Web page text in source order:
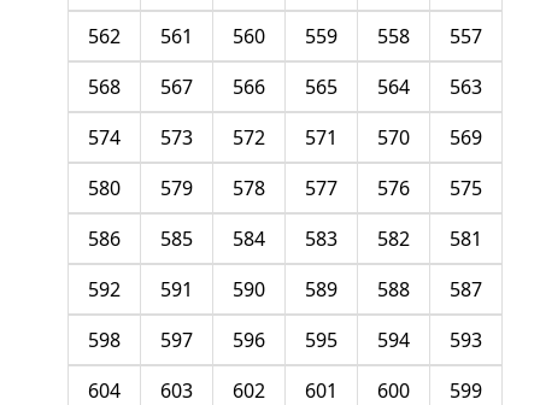
557
558
559
560
561
562
563
564
565
566
567
568
569
570
571
572
573
574
575
576
577
578
579
580
581
582
583
584
585
586
587
588
589
590
591
592
593
594
595
596
597
598
599
600
601
602
603
604